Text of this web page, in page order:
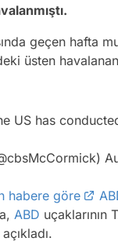
geçen hafta
üsten
US has
habere göre
ABD